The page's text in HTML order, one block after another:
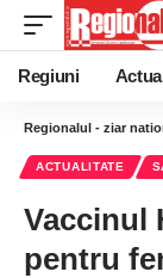
Regiuni
Regionalul - ziar
ACTUALITATE
Vaccinul
pentru